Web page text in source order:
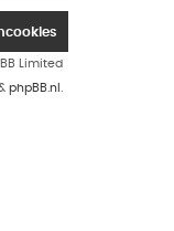
Limited
phpBB.nl